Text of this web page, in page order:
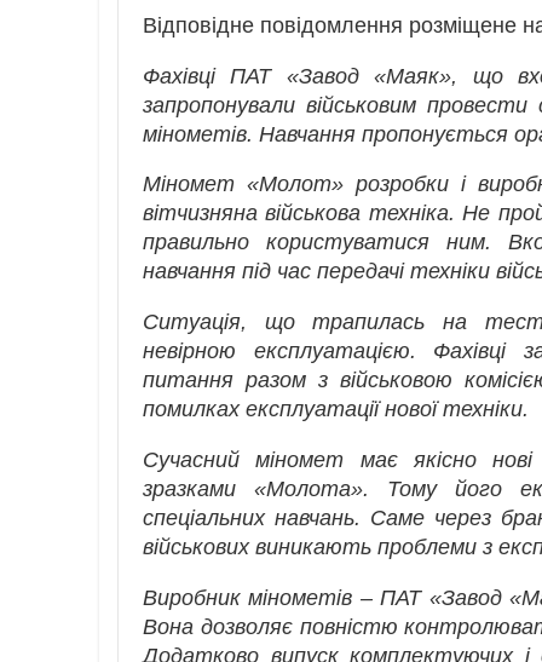
Відповідне повідомлення розміщене
Фахівці ПАТ «Завод «Маяк», що
запропонували військовим провести
мінометів. Навчання пропонується
Міномет «Молот» розробки і
вітчизняна військова техніка. Не
правильно користуватися ним.
навчання під час передачі техніки
Ситуація, що трапилась на
невірною експлуатацією. Фахівці
питання разом з військовою
помилках експлуатації нової техніки.
Сучасний міномет має якісно
зразками «Молота». Тому його
спеціальних навчань. Саме через
військових виникають проблеми з
Виробник мінометів – ПАТ «Завод
Вона дозволяє повністю
Додатково випуск комплектуючих